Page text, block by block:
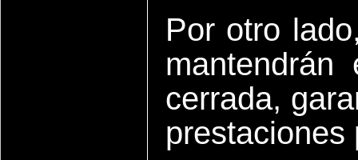
Por otro
mantendrán
cerrada,
prestaciones